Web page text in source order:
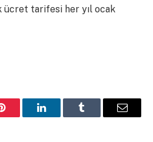
tarifesi her yıl ocak
Pinterest LinkedInTumblr Email